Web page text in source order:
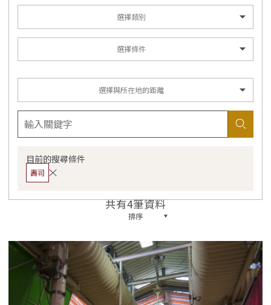
選擇類別
選擇條件
選擇與所在地的距離
目前的搜尋條件
壽司
共有4筆資料
排序
more